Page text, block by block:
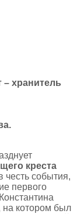
– хранитель
креста
честь события,
первого
на котором был